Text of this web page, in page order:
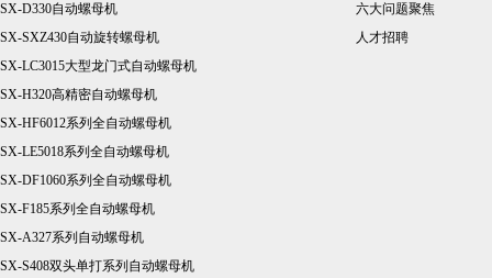
SX-D330自动螺母机
SX-SXZ430自动旋转螺母机
SX-LC3015大型龙门式自动螺母机
SX-H320高精密自动螺母机
SX-HF6012系列全自动螺母机
SX-LE5018系列全自动螺母机
SX-DF1060系列全自动螺母机
SX-F185系列全自动螺母机
SX-A327系列自动螺母机
SX-S408双头单打系列自动螺母机
六大问题聚焦
人才招聘